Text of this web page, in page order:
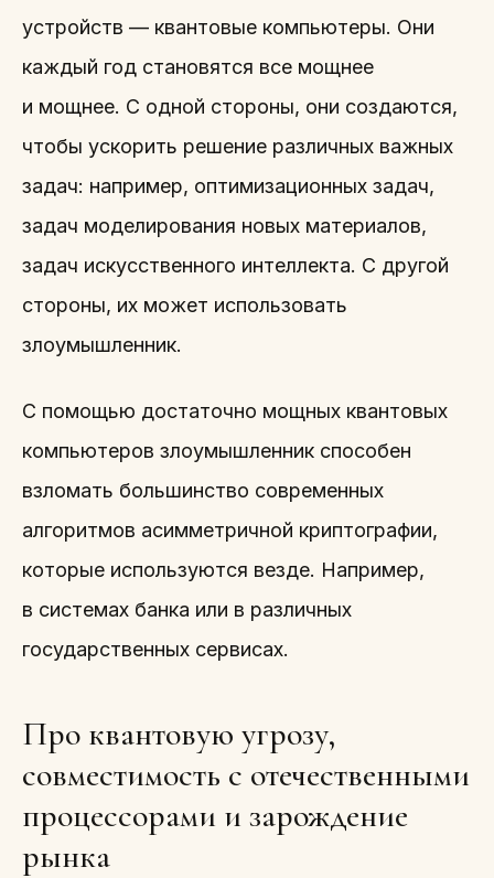
устройств — квантовые компьютеры. Они
каждый год становятся все мощнее
и мощнее. С одной стороны, они создаются,
чтобы ускорить решение различных важных
задач: например, оптимизационных задач,
задач моделирования новых материалов,
задач искусственного интеллекта. С другой
стороны, их может использовать
злоумышленник.
С помощью достаточно мощных квантовых
компьютеров злоумышленник способен
взломать большинство современных
алгоритмов асимметричной криптографии,
которые используются везде. Например,
в системах банка или в различных
государственных сервисах.
Про квантовую угрозу,
совместимость с отечественными
процессорами и зарождение
рынка